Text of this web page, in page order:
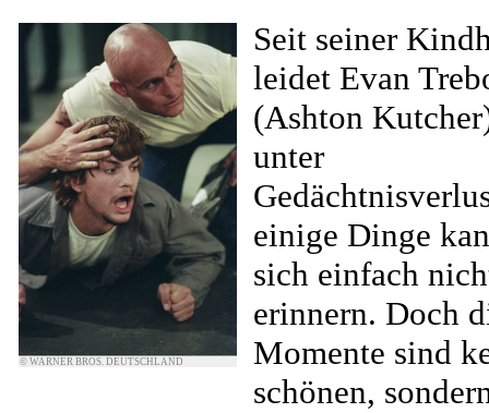
© WARNER BROS. DEUTSCHLAND
Seit seiner
leidet Evan
(Ashton
unter
einige Dinge
sich einfach
erinnern. Doch
Momente sind
schönen,